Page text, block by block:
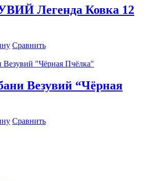
Легенда Ковка 12
Сравнить
Везувий “Чёрная
Сравнить